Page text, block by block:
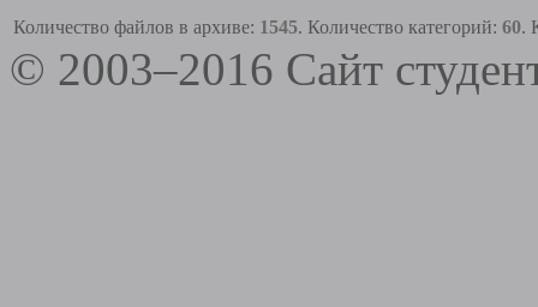
Количество файлов в архиве: 1545. Количество категорий: 60.
© 2003–2016 Сайт